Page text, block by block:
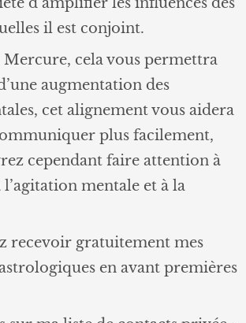
il est conjoint.
Mercure, cela vous permettra
augmentation des
cet alignement vous aidera
plus facilement,
cependant faire attention à
l’agitation mentale et à la
recevoir gratuitement mes
en avant premières